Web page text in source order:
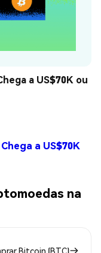
a US$70K ou
a US$70K
na
Bitcoin (BTC)